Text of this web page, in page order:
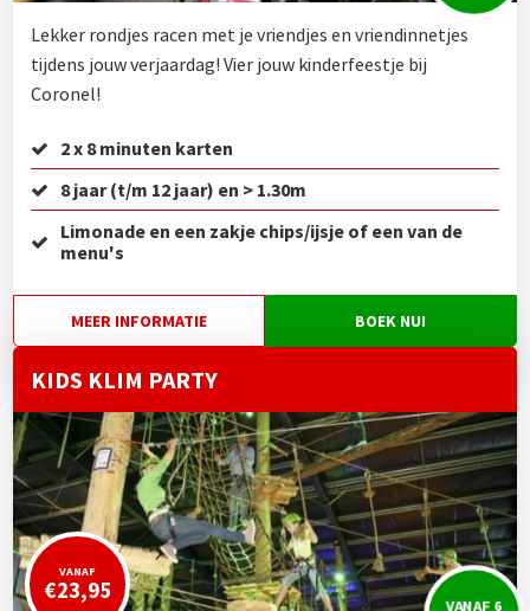
Lekker rondjes racen met je vriendjes en vriendinnetjes
tijdens jouw verjaardag! Vier jouw kinderfeestje bij
Coronel!
2 x 8 minuten karten
8 jaar (t/m 12 jaar) en > 1.30m
Limonade en een zakje chips/ijsje of een van de
menu's
MEER INFORMATIE BOEK NU!
KIDS KLIM PARTY
VANAF
€23,95
VANAF 6